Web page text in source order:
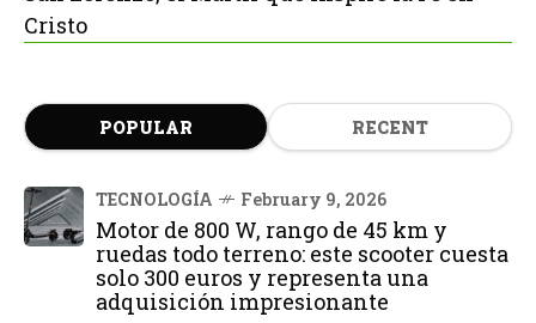
Cristo
POPULAR RECENT
TECNOLOGÍA February 9, 2026
Motor de 800 W, rango de 45 km y
ruedas todo terreno: este scooter cuesta
solo 300 euros y representa una
adquisición impresionante